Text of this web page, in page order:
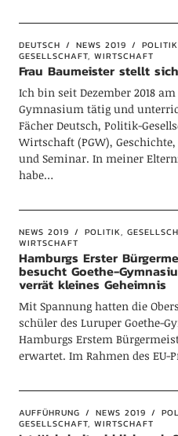
DEUTSCH NEWS 2019
GESELLSCHAFT, WIRTSCHAFT
Frau Baumeister stellt
Ich bin seit Dezember 2018 am
Gymnasium tätig und
Fächer Deutsch, Politik-
Wirtschaft (PGW),
und Seminar. In meiner
habe…
NEWS 2019
POLITIK,
WIRTSCHAFT
Hamburgs Erster
besucht Goethe-
verrät kleines Geheimnis
Mit Spannung hatten die
schüler des Luruper Goethe-
Hamburgs Erstem
erwartet. Im Rahmen des EU-
AUFFÜHRUNG NEWS 2019
GESELLSCHAFT, WIRTSCHAFT